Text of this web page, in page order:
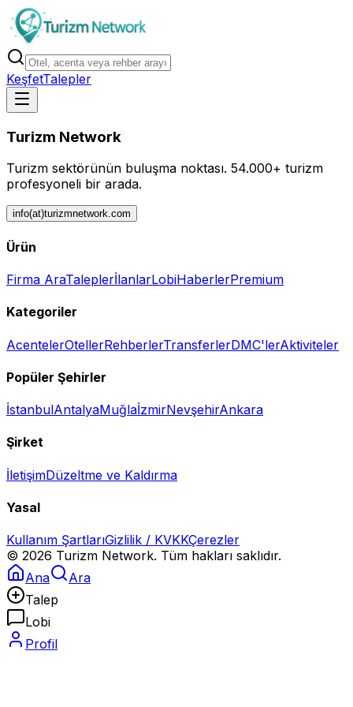
KeşfetTalepler
Turizm Network
Turizm sektörünün buluşma noktası. 54.000+ turizm
profesyoneli bir arada.
info(at)turizmnetwork.com
Ürün
Firma AraTaleplerİlanlarLobiHaberlerPremium
Kategoriler
AcentelerOtellerRehberlerTransferlerDMC'lerAktiviteler
Popüler Şehirler
İstanbulAntalyaMuğlaİzmirNevşehirAnkara
Şirket
İletişimDüzeltme ve Kaldırma
Yasal
Kullanım ŞartlarıGizlilik / KVKKÇerezler
© 2026 Turizm Network. Tüm hakları saklıdır.
Ana
Ara
Talep
Lobi
Profil